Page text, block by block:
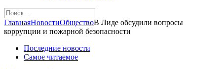
ГлавнаяНовостиОбществоВ Лиде обсудили вопросы
коррупции и пожарной безопасности
Последние новости
Самое читаемое